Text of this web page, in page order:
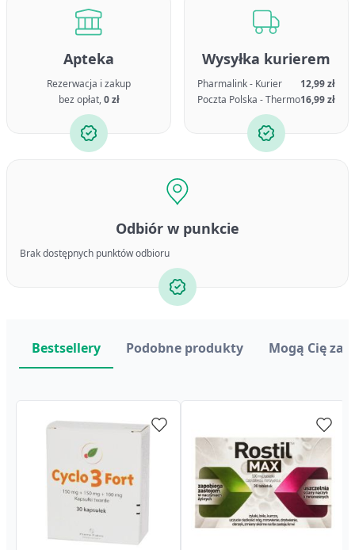
Apteka
Rezerwacja i zakup
bez opłat,0 zł
Wysyłka kurierem
Pharmalink - Kurier
12,99 zł
Poczta Polska - Thermo16,99 zł
Odbiór w punkcie
Brak dostępnych punktów odbioru
Bestsellery Podobne produkty Mogą Cię